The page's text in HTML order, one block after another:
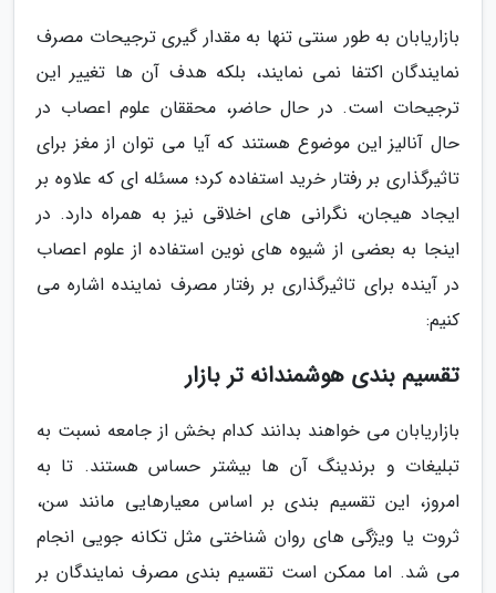
بازاریابان به طور سنتی تنها به مقدار گیری ترجیحات مصرف
نمایندگان اکتفا نمی نمایند، بلکه هدف آن ها تغییر این
ترجیحات است. در حال حاضر، محققان علوم اعصاب در
حال آنالیز این موضوع هستند که آیا می توان از مغز برای
تاثیرگذاری بر رفتار خرید استفاده کرد؛ مسئله ای که علاوه بر
ایجاد هیجان، نگرانی های اخلاقی نیز به همراه دارد. در
اینجا به بعضی از شیوه های نوین استفاده از علوم اعصاب
در آینده برای تاثیرگذاری بر رفتار مصرف نماینده اشاره می
کنیم:
تقسیم بندی هوشمندانه تر بازار
بازاریابان می خواهند بدانند کدام بخش از جامعه نسبت به
تبلیغات و برندینگ آن ها بیشتر حساس هستند. تا به
امروز، این تقسیم بندی بر اساس معیارهایی مانند سن،
ثروت یا ویژگی های روان شناختی مثل تکانه جویی انجام
می شد. اما ممکن است تقسیم بندی مصرف نمایندگان بر